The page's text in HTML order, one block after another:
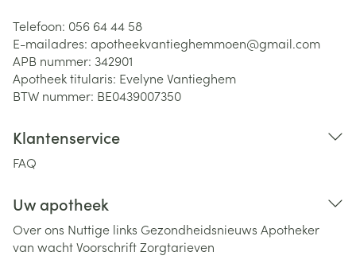
Telefoon: 056 64 44 58
E-mailadres: apotheekvantieghemmoen@gmail.com
APB nummer: 342901
Apotheek titularis: Evelyne Vantieghem
BTW nummer: BE0439007350
Klantenservice
FAQ
Uw apotheek
Over ons Nuttige links Gezondheidsnieuws Apotheker
van wachtVoorschriftZorgtarieven